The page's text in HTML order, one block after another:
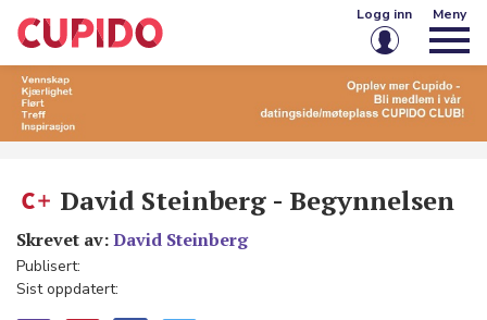
Logg inn
E-post eller brukernavn
Husk meg på denne enheten
Meny
David Steinberg - Begynnelsen
Skrevet av:David Steinberg
Publisert:
Sist oppdatert: